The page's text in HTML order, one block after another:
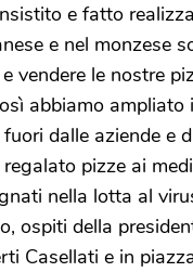
e fatto
e nel monzese
vendere le nostre
abbiamo ampliato
dalle aziende e
pizze ai
nella lotta al
ospiti della
Casellati e in